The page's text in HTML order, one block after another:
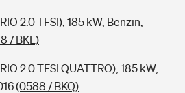
2.0 TFSI), 185 kW, Benzin,
/ BKL)
2.0 TFSI QUATTRO), 185 kW,
(0588 / BKQ)